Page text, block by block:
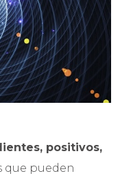
positivos,
que pueden